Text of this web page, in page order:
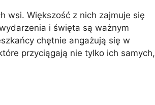
wsi. Większość z nich zajmuje się
i święta są ważnym
chętnie angażują się w
przyciągają nie tylko ich samych,